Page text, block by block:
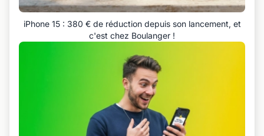
iPhone 15 : 380 € de réduction depuis son lancement, et
c'est chez Boulanger !